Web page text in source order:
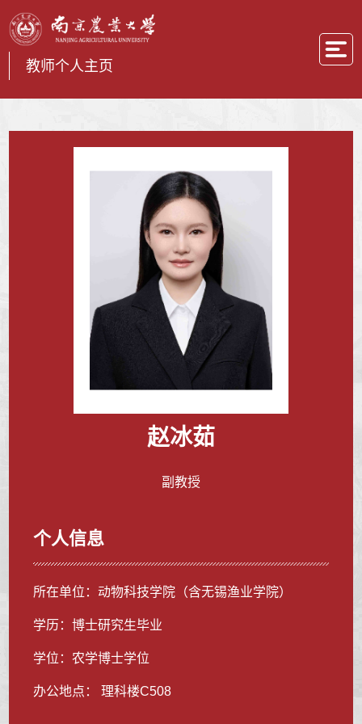
教师个人主页
赵冰茹
副教授
个人信息
所在单位：动物科技学院（含无锡渔业学院）
学历：博士研究生毕业
学位：农学博士学位
办公地点： 理科楼C508